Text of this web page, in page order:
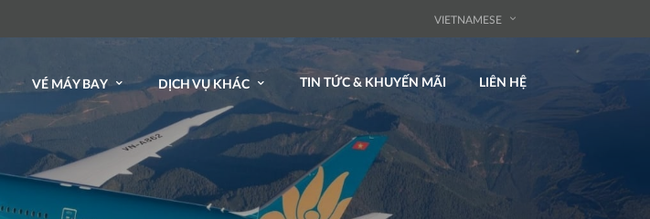
VIETNAMESE
VÉ MÁY BAY DỊCH VỤ KHÁC TIN TỨC & KHUYẾN MÃI LIÊN HỆ